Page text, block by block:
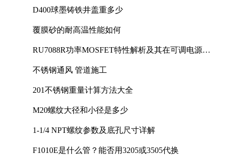
D400球墨铸铁井盖重多少
覆膜砂的耐高温性能如何
RU7088R功率MOSFET特性解析及其在可调电源设
不锈钢通风 管道施工
201不锈钢重量计算方法大全
M20螺纹大径和小径是多少
1-1/4 NPT螺纹参数及底孔尺寸详解
F1010E是什么管？能否用3205或3505代换